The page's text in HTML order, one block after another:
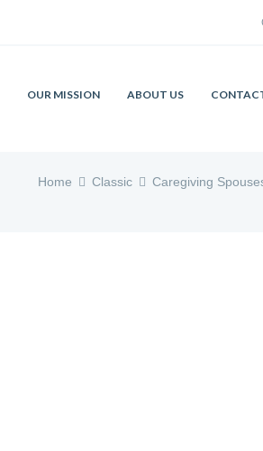
OUR MISSION ABOUT US
Home Classic Caregiving